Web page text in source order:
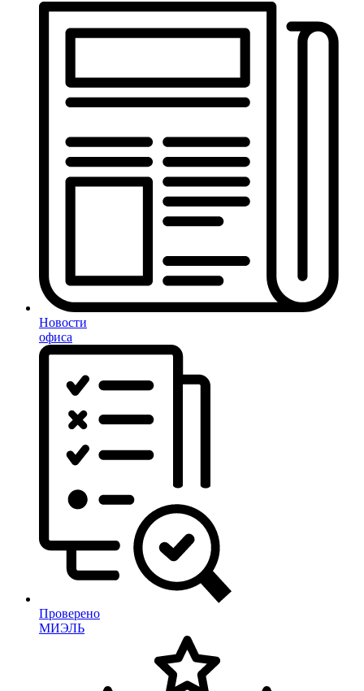
Новости
офиса
Проверено
МИЭЛЬ